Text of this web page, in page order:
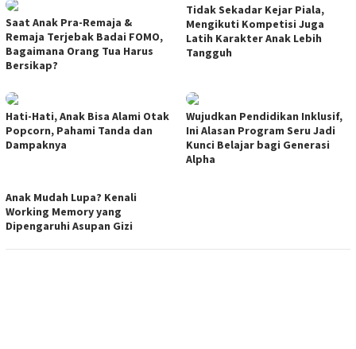
Saat Anak Pra-Remaja &
Remaja Terjebak Badai FOMO,
Bagaimana Orang Tua Harus
Bersikap?
Tidak Sekadar Kejar Piala,
Mengikuti Kompetisi Juga
Latih Karakter Anak Lebih
Tangguh
Hati-Hati, Anak Bisa Alami Otak
Popcorn, Pahami Tanda dan
Dampaknya
Wujudkan Pendidikan Inklusif,
Ini Alasan Program Seru Jadi
Kunci Belajar bagi Generasi
Alpha
Anak Mudah Lupa? Kenali
Working Memory yang
Dipengaruhi Asupan Gizi